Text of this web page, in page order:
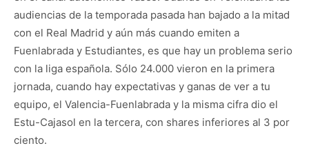
audiencias de la temporada pasada han bajado a la mitad
con el Real Madrid y aún más cuando emiten a
Fuenlabrada y Estudiantes, es que hay un problema serio
con la liga española. Sólo 24.000 vieron en la primera
jornada, cuando hay expectativas y ganas de ver a tu
equipo, el Valencia-Fuenlabrada y la misma cifra dio el
Estu-Cajasol en la tercera, con shares inferiores al 3 por
ciento.